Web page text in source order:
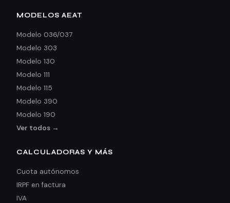
MODELOS AEAT
Modelo 036/037
Modelo 303
Modelo 130
Modelo 111
Modelo 115
Modelo 390
Modelo 190
Ver todos →
CALCULADORAS Y MÁS
Cuota autónomos
IRPF en factura
IVA